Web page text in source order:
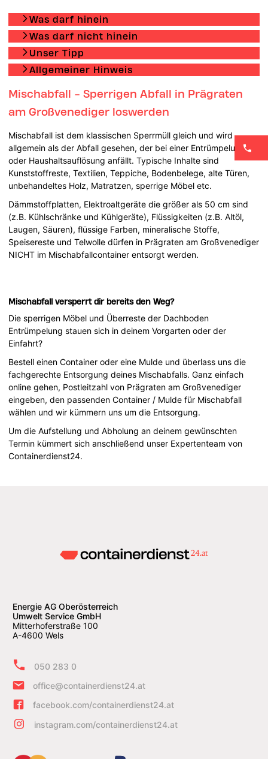
Was darf hinein
Was darf nicht hinein
Unser Tipp
Allgemeiner Hinweis
Mischabfall - Sperrigen Abfall in Prägraten
am Großvenediger loswerden
Mischabfall ist dem klassischen Sperrmüll gleich und wird
allgemein als der Abfall gesehen, der bei einer Entrümpelung
oder Haushaltsauflösung anfällt. Typische Inhalte sind
Kunststoffreste, Textilien, Teppiche, Bodenbelege, alte Türen,
unbehandeltes Holz, Matratzen, sperrige Möbel etc.
Dämmstoffplatten, Elektroaltgeräte die größer als 50 cm sind
(z.B. Kühlschränke und Kühlgeräte), Flüssigkeiten (z.B. Altöl,
Laugen, Säuren), flüssige Farben, mineralische Stoffe,
Speisereste und Telwolle dürfen in Prägraten am Großvenediger
NICHT im Mischabfallcontainer entsorgt werden.
Mischabfall versperrt dir bereits den Weg?
Die sperrigen Möbel und Überreste der Dachboden
Entrümpelung stauen sich in deinem Vorgarten oder der
Einfahrt?
Bestell einen Container oder eine Mulde und überlass uns die
fachgerechte Entsorgung deines Mischabfalls. Ganz einfach
online gehen, Postleitzahl von Prägraten am Großvenediger
eingeben, den passenden Container / Mulde für Mischabfall
wählen und wir kümmern uns um die Entsorgung.
Um die Aufstellung und Abholung an deinem gewünschten
Termin kümmert sich anschließend unser Expertenteam von
Containerdienst24.
Energie AG Oberösterreich
Umwelt Service GmbH
Mitterhoferstraße 100
A-4600 Wels
050 283 0
office@containerdienst24.at
facebook.com/containerdienst24.at
instagram.com/containerdienst24.at